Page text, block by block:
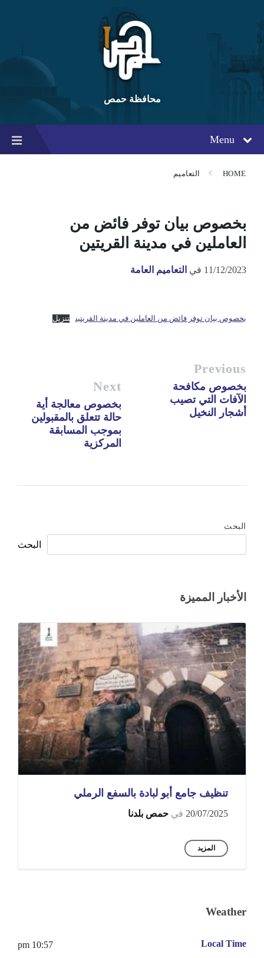
content
main
navigation
footer
محافظة حمص
Menu
HOME التعاميم
بخصوص بيان توفر فائض من
العاملين في مدينة القريتين
11/12/2023 في التعاميم العامة
بخصوص بيان توفر فائض من العاملين في مدينة القريتين تنزيل
Previous
بخصوص مكافحة
الآفات التي تصيب
أشجار النخيل
Next
بخصوص معالجة أية
حالة تتعلق بالمقبولين
بموجب المسابقة
المركزية
البحث
البحث
الأخبار المميزة
تنظيف جامع أبو لبادة بالسفع الرملي
20/07/2025 في حمص بلدنا
المزيد
Weather
Local Time
10:57 pm